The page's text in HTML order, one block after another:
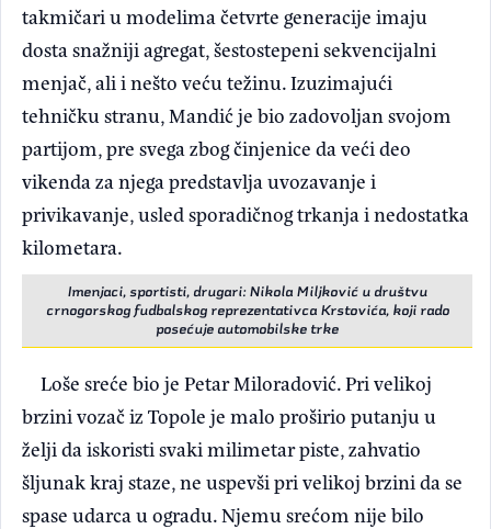
takmičari u modelima četvrte generacije imaju
dosta snažniji agregat, šestostepeni sekvencijalni
menjač, ali i nešto veću težinu. Izuzimajući
tehničku stranu, Mandić je bio zadovoljan svojom
partijom, pre svega zbog činjenice da veći deo
vikenda za njega predstavlja uvozavanje i
privikavanje, usled sporadičnog trkanja i nedostatka
kilometara.
Imenjaci, sportisti, drugari: Nikola Miljković u društvu
crnogorskog fudbalskog reprezentativca Krstovića, koji rado
posećuje automobilske trke
Loše sreće bio je Petar Miloradović. Pri velikoj
brzini vozač iz Topole je malo proširio putanju u
želji da iskoristi svaki milimetar piste, zahvatio
šljunak kraj staze, ne uspevši pri velikoj brzini da se
spase udarca u ogradu. Njemu srećom nije bilo